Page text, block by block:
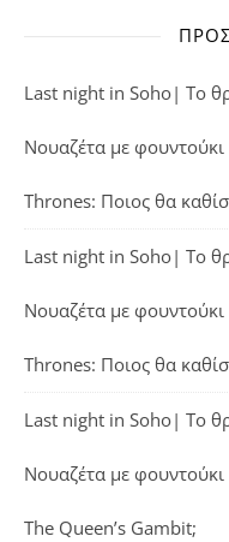
Last night in Soho| Το
Νουαζέτα με
Thrones: Ποιος θα
Last night in Soho| Το
Νουαζέτα με
Thrones: Ποιος θα
Last night in Soho| Το
Νουαζέτα με
The Queen’s Gambit;